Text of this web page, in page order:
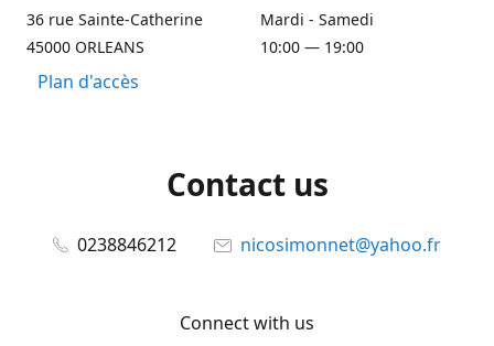
36 rue Sainte-Catherine
45000 ORLEANS
Plan d'accès
Mardi - Samedi
10:00 — 19:00
Contact us
0238846212 nicosimonnet@yahoo.fr
Connect with us